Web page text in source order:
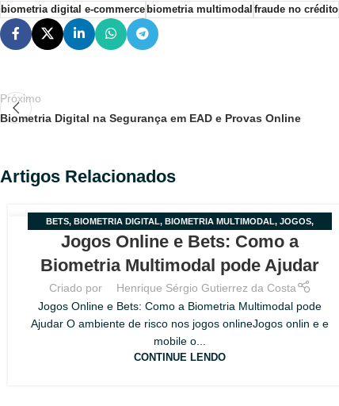
biometria digital e-commercebiometria multimodal fraude no crédito
Próximo
Biometria Digital na Segurança em EAD e Provas Online
Artigos Relacionados
24 BETS,BIOMETRIA DIGITAL,BIOMETRIA MULTIMODAL,JOGOS,
MULTIBIOMETRIA
Jogos Online e Bets: Como a
Biometria Multimodal pode Ajudar
Criado por
Henrique Sérgio Gutierrez da Costa
Jogos Online e Bets: Como a Biometria Multimodal pode
Ajudar O ambiente de risco nos jogos onlineJogos onlin e e
mobile o...
CONTINUE LENDO